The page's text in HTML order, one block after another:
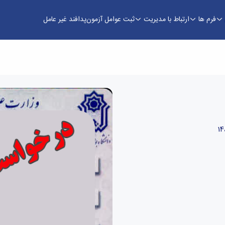
فرم ها ارتباط با مدیریت ثبت عوامل آزمونپدافند غیر عامل